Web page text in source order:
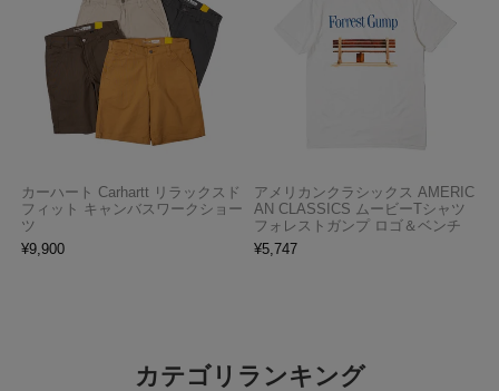
カーハート Carhartt リラックスド
フィット キャンバスワークショー
ツ
¥9,900
アメリカンクラシックス AMERIC
AN CLASSICS ムービーTシャツ
フォレストガンプ ロゴ＆ベンチ
¥5,747
カテゴリランキング